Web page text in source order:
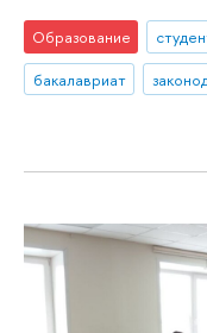
Образование
бакалавриат